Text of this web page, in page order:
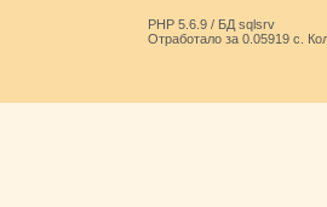
PHP 5.6.9 / БД sqlsrv
Отработало за 0.05919 с.